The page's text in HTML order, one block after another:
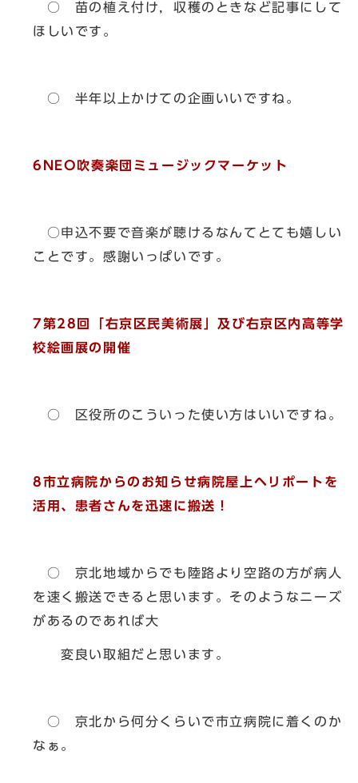
○ 苗の植え付け，収穫のときなど記事にして
ほしいです。
○ 半年以上かけての企画いいですね。
6NEO吹奏楽団ミュージックマーケット
○申込不要で音楽が聴けるなんてとても嬉しい
ことです。感謝いっぱいです。
7第28回「右京区民美術展」及び右京区内高等学
校絵画展の開催
○ 区役所のこういった使い方はいいですね。
8市立病院からのお知らせ病院屋上ヘリポートを
活用、患者さんを迅速に搬送！
○ 京北地域からでも陸路より空路の方が病人
を速く搬送できると思います。そのようなニーズ
があるのであれば大
変良い取組だと思います。
○ 京北から何分くらいで市立病院に着くのか
なぁ。